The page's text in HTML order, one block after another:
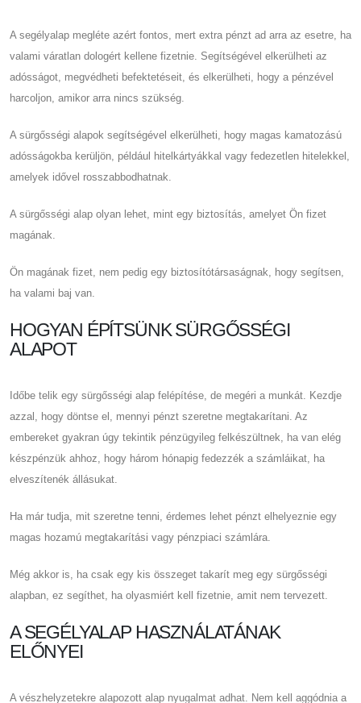
A segélyalap megléte azért fontos, mert extra pénzt ad arra az esetre, ha
valami váratlan dologért kellene fizetnie. Segítségével elkerülheti az
adósságot, megvédheti befektetéseit, és elkerülheti, hogy a pénzével
harcoljon, amikor arra nincs szükség.
A sürgősségi alapok segítségével elkerülheti, hogy magas kamatozású
adósságokba kerüljön, például hitelkártyákkal vagy fedezetlen hitelekkel,
amelyek idővel rosszabbodhatnak.
A sürgősségi alap olyan lehet, mint egy biztosítás, amelyet Ön fizet
magának.
Ön magának fizet, nem pedig egy biztosítótársaságnak, hogy segítsen,
ha valami baj van.
HOGYAN ÉPÍTSÜNK SÜRGŐSSÉGI
ALAPOT
Időbe telik egy sürgősségi alap felépítése, de megéri a munkát. Kezdje
azzal, hogy döntse el, mennyi pénzt szeretne megtakarítani. Az
embereket gyakran úgy tekintik pénzügyileg felkészültnek, ha van elég
készpénzük ahhoz, hogy három hónapig fedezzék a számláikat, ha
elveszítenék állásukat.
Ha már tudja, mit szeretne tenni, érdemes lehet pénzt elhelyeznie egy
magas hozamú megtakarítási vagy pénzpiaci számlára.
Még akkor is, ha csak egy kis összeget takarít meg egy sürgősségi
alapban, ez segíthet, ha olyasmiért kell fizetnie, amit nem tervezett.
A SEGÉLYALAP HASZNÁLATÁNAK
ELŐNYEI
A vészhelyzetekre alapozott alap nyugalmat adhat. Nem kell aggódnia a